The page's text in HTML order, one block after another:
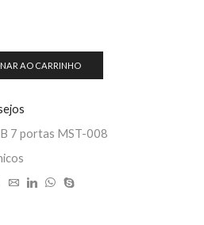
AO CARRINHO
7 portas MST-008